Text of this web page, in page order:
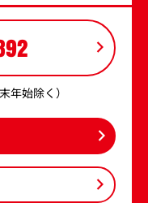
年始除く）